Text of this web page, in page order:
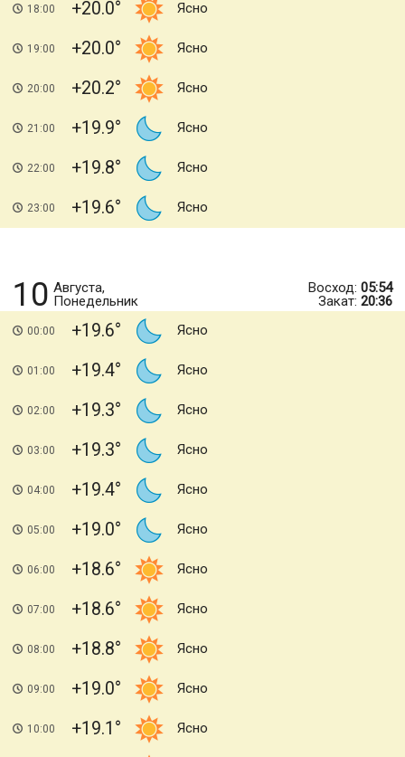
18:00 +20.0 Ясно
19:00 +20.0 Ясно
20:00 +20.2 Ясно
21:00 +19.9 Ясно
22:00 +19.8 Ясно
23:00 +19.6 Ясно
10 Августа,
Понедельник
Восход: 05:54
Закат: 20:36
00:00 +19.6 Ясно
01:00 +19.4 Ясно
02:00 +19.3 Ясно
03:00 +19.3 Ясно
04:00 +19.4 Ясно
05:00 +19.0 Ясно
06:00 +18.6 Ясно
07:00 +18.6 Ясно
08:00 +18.8 Ясно
09:00 +19.0 Ясно
10:00 +19.1 Ясно